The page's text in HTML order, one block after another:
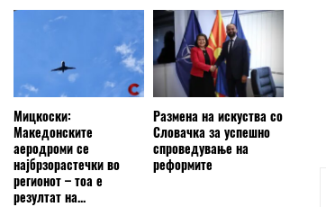
Мицкоски:
Македонските
аеродроми се
најбрзорастечки во
регионот – тоа е
резултат на...
Размена на искуства со
Словачка за успешно
спроведување на
реформите